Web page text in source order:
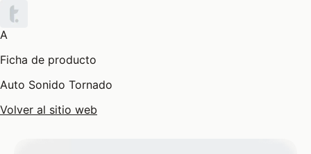
A
Ficha de producto
Auto Sonido Tornado
Volver al sitio web